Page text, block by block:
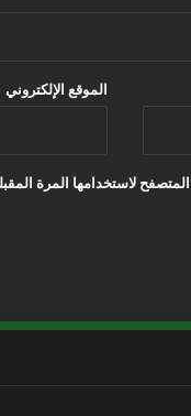
الموقع الإلكتروني
لاستخدامها المرة